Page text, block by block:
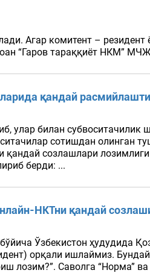
Агар комитент – резидент
“Гаров тараққиёт НКМ”
қандай
улар билан
сотишдан олинган
созлашлари
берди: ...
НКТни қандай
Ўзбекистон ҳудудида
орқали ишлаймиз.
лозим?”. Саволга “Норма”